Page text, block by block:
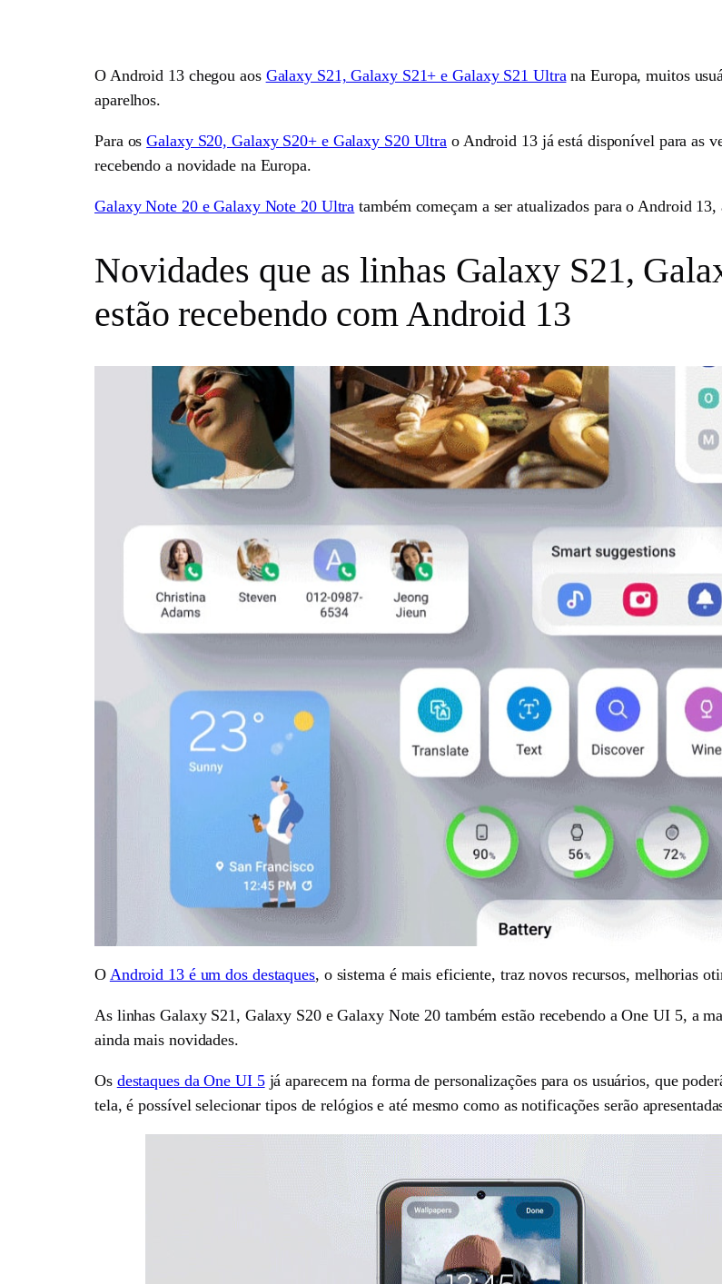
O Android 13 chegou aos Galaxy S21, Galaxy S21+ e Galaxy S21 Ultra na Europa, muitos
aparelhos.
Para osGalaxy S20, Galaxy S20+ e Galaxy S20 Ultra o Android 13 já está disponível para as
recebendo a novidade na Europa.
Galaxy Note 20 e Galaxy Note 20 Ultra também começam a ser atualizados para o Android
Novidades que as linhas Galaxy S21,
estão recebendo com Android 13
O Android 13 é um dos destaques, o sistema é mais eficiente, traz novos recursos, melhorias
As linhas Galaxy S21, Galaxy S20 e Galaxy Note 20 também estão recebendo a One UI 5, a
ainda mais novidades.
Os destaques da One UI 5já aparecem na forma de personalizações para os usuários, que
tela, é possível selecionar tipos de relógios e até mesmo como as notificações serão